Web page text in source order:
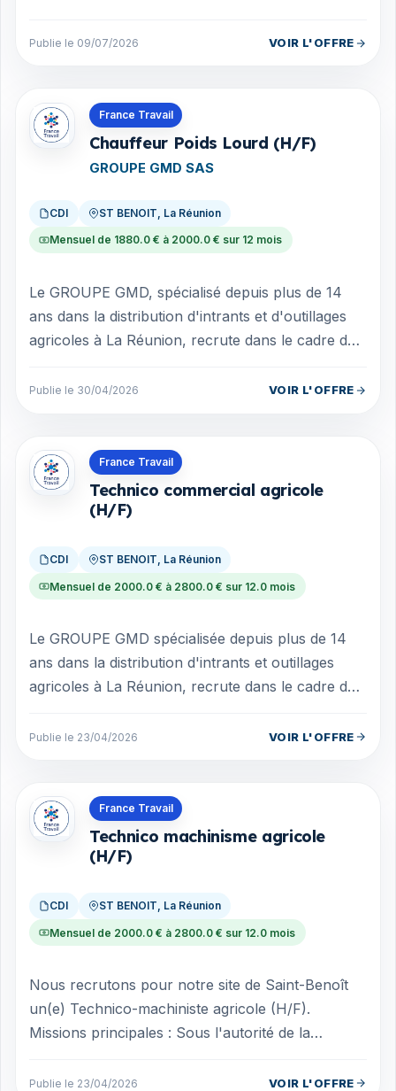
Publie le 09/07/2026 VOIR L'OFFRE
France Travail
Chauffeur Poids Lourd (H/F)
GROUPE GMD SAS
CDI ST BENOIT, La Réunion
Mensuel de 1880.0 € à 2000.0 € sur 12 mois
Le GROUPE GMD, spécialisé depuis plus de 14
ans dans la distribution d'intrants et d'outillages
agricoles à La Réunion, recrute dans le cadre du
Publie le 30/04/2026 VOIR L'OFFRE
Offres en La Réunion
France Travail
Technico commercial agricole
(H/F)
CDI ST BENOIT, La Réunion
Mensuel de 2000.0 € à 2800.0 € sur 12.0 mois
Le GROUPE GMD spécialisée depuis plus de 14
ans dans la distribution d'intrants et outillages
agricoles à La Réunion, recrute dans le cadre du
Publie le 23/04/2026 VOIR L'OFFRE
Offres en La Réunion
France Travail
Technico machinisme agricole
(H/F)
CDI ST BENOIT, La Réunion
Mensuel de 2000.0 € à 2800.0 € sur 12.0 mois
Nous recrutons pour notre site de Saint-Benoît
un(e) Technico-machiniste agricole (H/F).
Missions principales : Sous l'autorité de la
Publie le 23/04/2026 VOIR L'OFFRE
Offres en La Réunion